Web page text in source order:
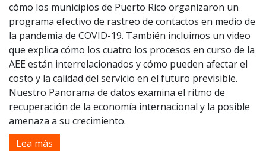
cómo los municipios de Puerto Rico organizaron un
programa efectivo de rastreo de contactos en medio de
la pandemia de COVID-19. También incluimos un video
que explica cómo los cuatro los procesos en curso de la
AEE están interrelacionados y cómo pueden afectar el
costo y la calidad del servicio en el futuro previsible.
Nuestro Panorama de datos examina el ritmo de
recuperación de la economía internacional y la posible
amenaza a su crecimiento.
Lea más